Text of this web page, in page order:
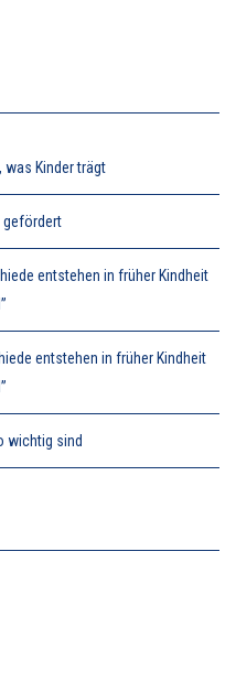
Kinder trägt
gefördert
entstehen in früher Kindheit
entstehen in früher Kindheit
wichtig sind